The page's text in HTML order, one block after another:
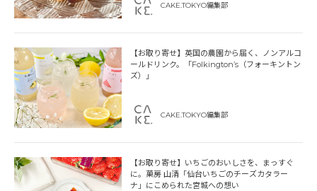
CAKE.TOKYO編集部
【お取り寄せ】英国の農園から届く、ノンアルコ
ールドリンク。「Folkington’s（フォーキントン
ズ）」
CAKE.TOKYO編集部
【お取り寄せ】いちごのおいしさを、まっすぐ
に。菓房 山清「仙台いちごのチーズカタラー
ナ」にこめられた宮城への想い